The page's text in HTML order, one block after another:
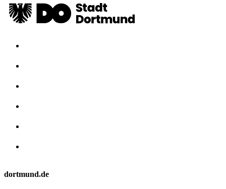
dortmund.de